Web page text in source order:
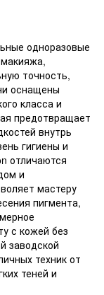
одноразовые
точность,
оснащены
класса и
предотвращает
внутрь
гигиены и
отличаются
и
мастеру
пигмента,
с кожей без
заводской
техник от
теней и